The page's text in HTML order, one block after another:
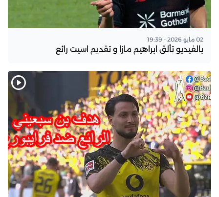
02 مايو 2026 - 19:39
بالفيديو تألق ابراهيم مازا و تقديم اسيت رائع